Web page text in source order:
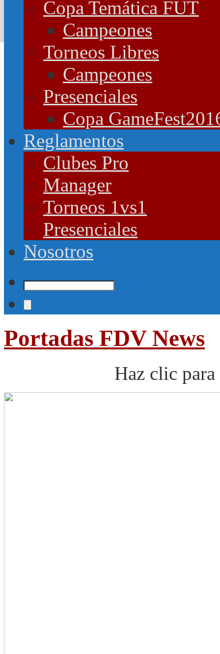
Copa Temática FUT
Campeones
Torneos Libres
Campeones
Presenciales
Copa
Reglamentos
Clubes Pro
Manager
Torneos 1vs1
Presenciales
Nosotros
Portadas FDV News
Haz clic